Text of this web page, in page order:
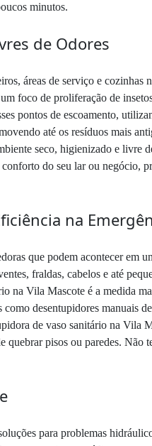
minutos.
de Odores
áreas de serviço e
foco de proliferação de
pontos de escoamento,
até os resíduos mais
seco, higienizado e livre
do seu lar ou negócio,
na
que podem acontecer em
fraldas, cabelos e até
Vila Mascote é a medida
desentupidores manuais
de vaso sanitário na Vila
pisos ou paredes. Não
para problemas